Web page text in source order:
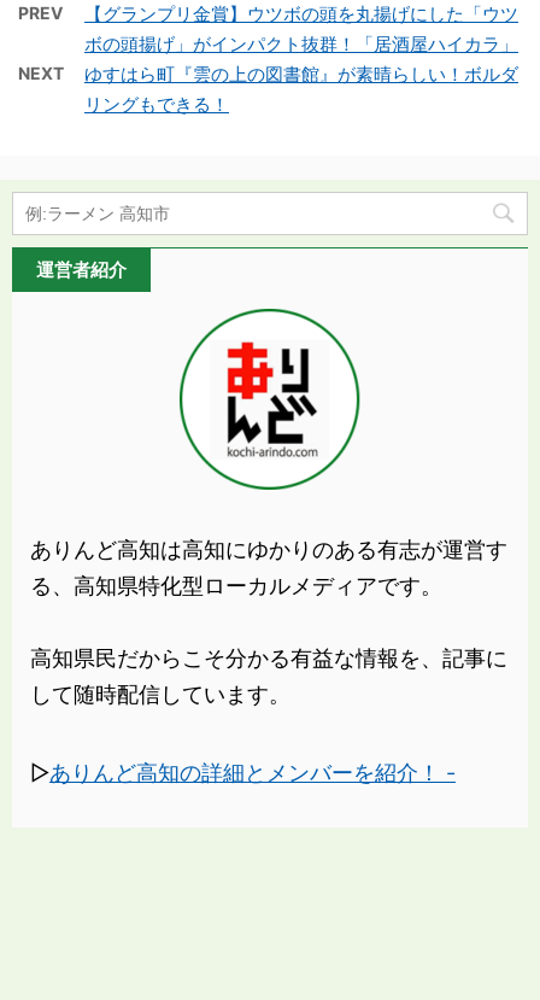
PREV
【グランプリ金賞】ウツボの頭を丸揚げにした「ウツ
ボの頭揚げ」がインパクト抜群！「居酒屋ハイカラ」
NEXT
ゆすはら町『雲の上の図書館』が素晴らしい！ボルダ
リングもできる！
運営者紹介
ありんど高知は高知にゆかりのある有志が運営す
る、高知県特化型ローカルメディアです。
高知県民だからこそ分かる有益な情報を、記事に
して随時配信しています。
▷ありんど高知の詳細とメンバーを紹介！ -